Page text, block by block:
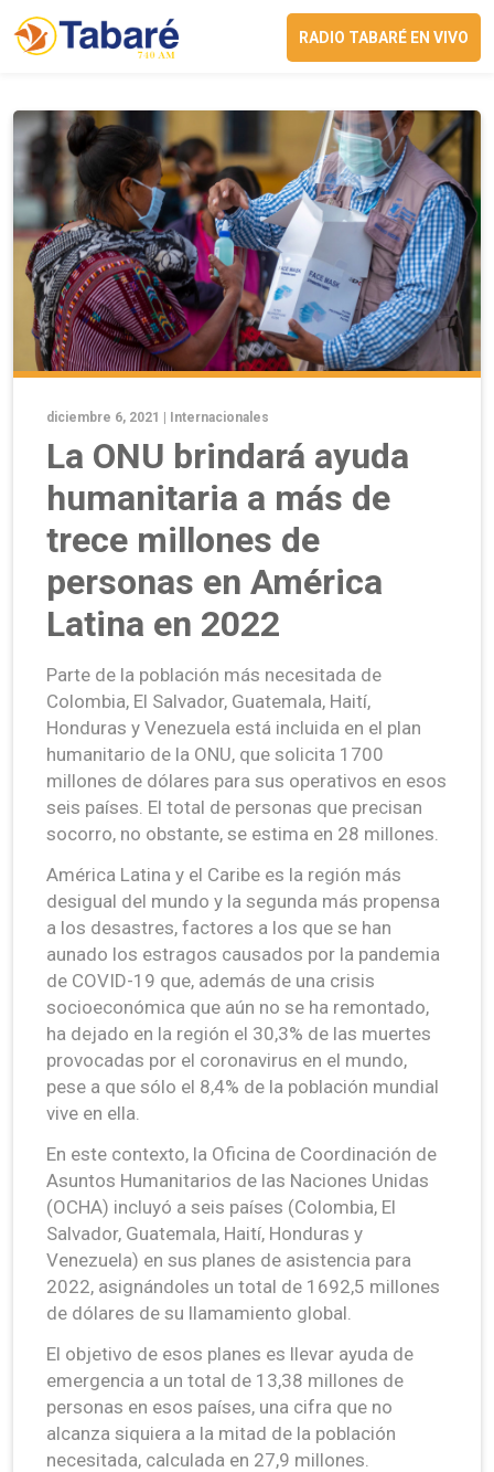
RADIO TABARÉ EN VIVO
diciembre 6, 2021 | Internacionales
La ONU brindará ayuda
humanitaria a más de
trece millones de
personas en América
Latina en 2022
Parte de la población más necesitada de
Colombia, El Salvador, Guatemala, Haití,
Honduras y Venezuela está incluida en el plan
humanitario de la ONU, que solicita 1700
millones de dólares para sus operativos en esos
seis países. El total de personas que precisan
socorro, no obstante, se estima en 28 millones.
América Latina y el Caribe es la región más
desigual del mundo y la segunda más propensa
a los desastres, factores a los que se han
aunado los estragos causados por la pandemia
de COVID-19 que, además de una crisis
socioeconómica que aún no se ha remontado,
ha dejado en la región el 30,3% de las muertes
provocadas por el coronavirus en el mundo,
pese a que sólo el 8,4% de la población mundial
vive en ella.
En este contexto, la Oficina de Coordinación de
Asuntos Humanitarios de las Naciones Unidas
(OCHA) incluyó a seis países (Colombia, El
Salvador, Guatemala, Haití, Honduras y
Venezuela) en sus planes de asistencia para
2022, asignándoles un total de 1692,5 millones
de dólares de su llamamiento global.
El objetivo de esos planes es llevar ayuda de
emergencia a un total de 13,38 millones de
personas en esos países, una cifra que no
alcanza siquiera a la mitad de la población
necesitada, calculada en 27,9 millones.